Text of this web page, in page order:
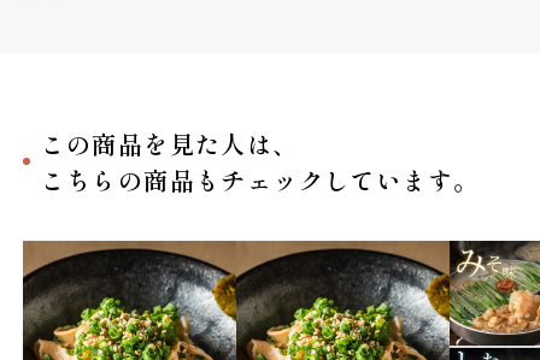
この商品を見た人は、
こちらの商品もチェックしています。